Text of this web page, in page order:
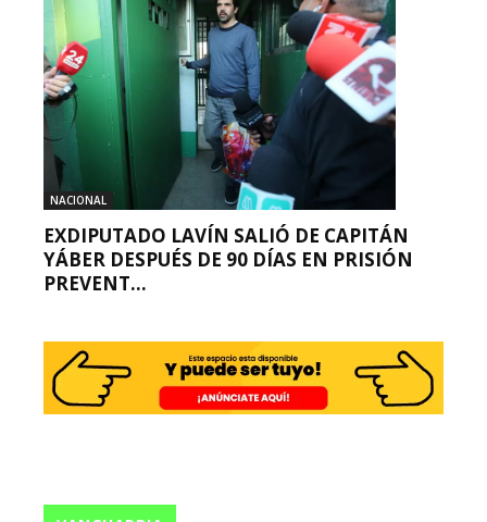
NACIONAL
EXDIPUTADO LAVÍN SALIÓ DE CAPITÁN
YÁBER DESPUÉS DE 90 DÍAS EN PRISIÓN
PREVENT...